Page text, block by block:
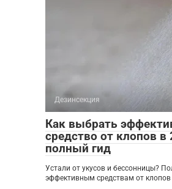
Дезинсекция
Как выбрать
средство от клопов в
полный гид
Устали от укусов и бессонницы?
эффективным средствам от клопов